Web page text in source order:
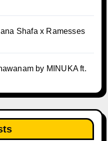
Shafa x Ramesses
by MINUKA ft.